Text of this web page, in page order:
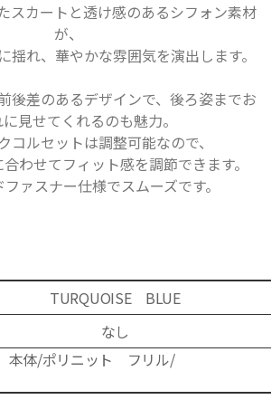
スカートと透け感のあるシフォン素材
が、
揺れ、華やかな雰囲気を演出します。
後差のあるデザインで、後ろ姿までお
に見せてくれるのも魅力。
コルセットは調整可能なので、
わせてフィット感を調節できます。
ァスナー仕様でスムーズです。
TURQUOISE BLUE
なし
リニット フリル/